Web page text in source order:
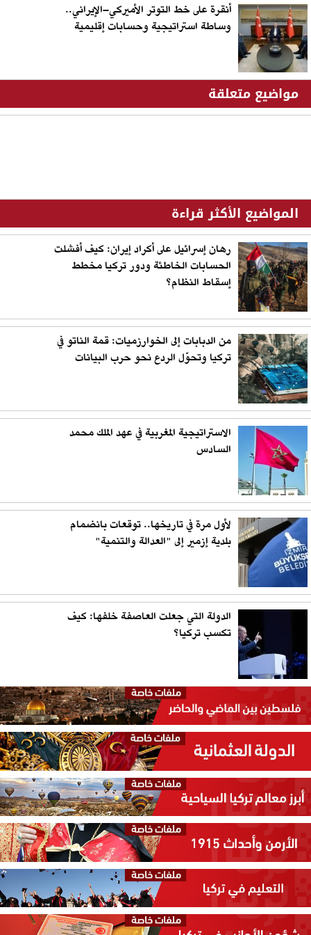
أنقرة على خط التوتر الأميركي–الإيراني..
وساطة استراتيجية وحسابات إقليمية
مواضيع متعلقة
المواضيع الأكثر قراءة
رهان إسرائيل على أكراد إيران: كيف أفشلت
الحسابات الخاطئة ودور تركيا مخطط
إسقاط النظام؟
من الدبابات إلى الخوارزميات: قمة الناتو في
تركيا وتحوّل الردع نحو حرب البيانات
الاستراتيجية المغربية في عهد الملك محمد
السادس
لأول مرة في تاريخها.. توقعات بانضمام
بلدية إزمير إلى "العدالة والتنمية"
الدولة التي جعلت العاصفة خلفها: كيف
تكسب تركيا؟